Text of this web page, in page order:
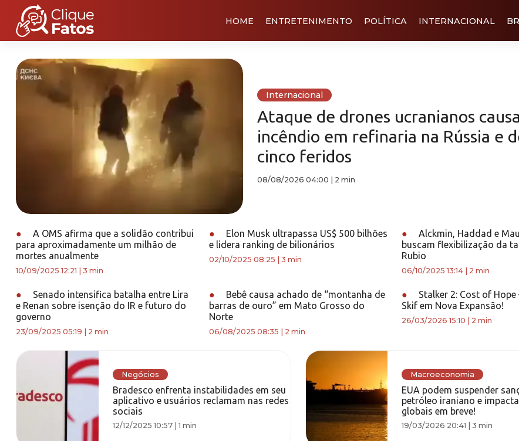
HOME ENTRETENIMENTO POLÍTICA INTERNACIONAL
Internacional
Ataque de drones ucranianos causa
incêndio em refinaria na Rússia e
cinco feridos
08/08/2026 04:00 2 min
●
A OMS afirma que a solidão contribui
para aproximadamente um milhão de
mortes anualmente
10/09/2025 12:21 3 min
●
Elon Musk ultrapassa US$ 500 bilhões
e lidera ranking de bilionários
02/10/2025 08:25 3 min
●
Alckmin, Haddad e
buscam flexibilização da
Rubio
06/10/2025 13:14 2 min
●
Senado intensifica batalha entre Lira
e Renan sobre isenção do IR e futuro do
governo
23/09/2025 05:19 2 min
●
Bebê causa achado de “montanha de
barras de ouro” em Mato Grosso do
Norte
06/08/2025 08:35 2 min
●
Stalker 2: Cost of Hope
Skif em Nova Expansão!
26/03/2026 15:10 2 min
Negócios
Bradesco enfrenta instabilidades em seu
aplicativo e usuários reclamam nas redes
sociais
12/12/2025 10:57|1 min
Macroeconomia
EUA podem suspender
petróleo iraniano e
globais em breve!
19/03/2026 20:41 |3 min